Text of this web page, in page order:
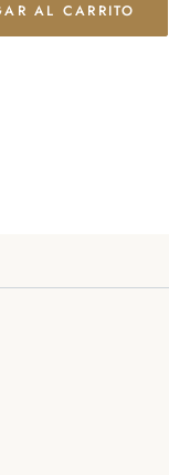
AL CARRITO